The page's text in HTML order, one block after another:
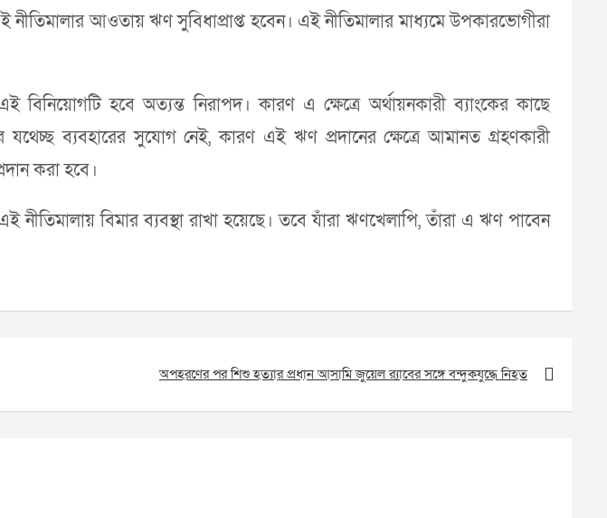
এই নীতিমালার আওতায় ঋণ সুবিধাপ্রাপ্ত হবেন। এই নীতিমালার মাধ্যমে উপকারভোগীরা
হবে অত্যন্ত নিরাপদ। কারণ এ ক্ষেত্রে অর্থায়নকারী ব্যাংকের কাছে
ব্যবহারের সুযোগ নেই, কারণ এই ঋণ প্রদানের ক্ষেত্রে আমানত গ্রহণকারী
করা হবে।
বিমার ব্যবস্থা রাখা হয়েছে। তবে যাঁরা ঋণখেলাপি, তাঁরা এ ঋণ পাবেন
অপহরণের পর শিশু হত্যার প্রধান আসামি জুয়েল র‍্যাবের সঙ্গে বন্দুকযুদ্ধে নিহত